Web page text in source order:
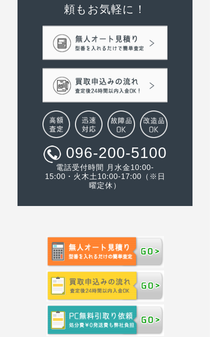
頼もお気軽に！
096-200-5100
電話受付時間 月水金10:00-
15:00・火木土10:00-17:00（※日
曜定休）